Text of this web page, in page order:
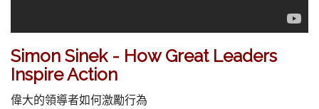
Simon Sinek - How Great Leaders
Inspire Action
偉大的領導者如何激勵行為